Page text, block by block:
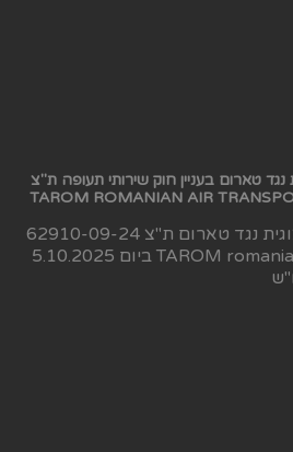
טארום בעניין חוק שירותי תעופה ת"צ
הסכם פשרה בתביעה ייצוגית נגד טארום ת"צ 62910-09-24
שטרן נ' TAROM romanian air transport ביום 5.10.2025